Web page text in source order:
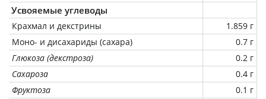
Усвояемые углеводы
Крахмал и декстрины
1.859 г
Моно- и дисахариды (сахара)
0.7 г
Глюкоза (декстроза)
0.2 г
Сахароза
0.4 г
Фруктоза
0.1 г